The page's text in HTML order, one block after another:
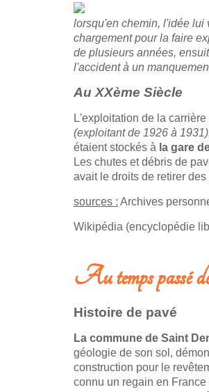
lorsqu'en chemin, l'idée lui
chargement pour la faire
de plusieurs années,
l'accident à un
Au XXème Siècle
L'exploitation de la carrière
(exploitant de 1926 à 1931)
étaient stockés à la gare
Les chutes et débris de
avait le droits de retirer
sources : Archives
Wikipédia (encyclopédie
Au temps passé
Histoire de pavé
La commune de Saint
géologie de son sol,
construction pour le
connu un regain en